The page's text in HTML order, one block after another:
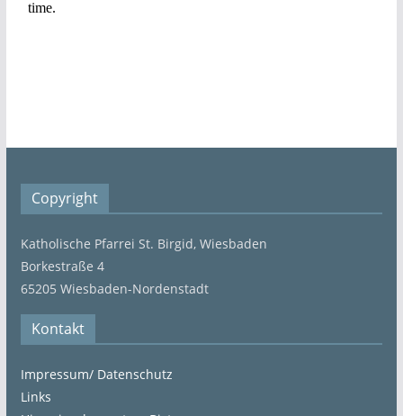
Copyright
Katholische Pfarrei St. Birgid, Wiesbaden
Borkestraße 4
65205 Wiesbaden-Nordenstadt
Kontakt
Impressum/ Datenschutz
Links